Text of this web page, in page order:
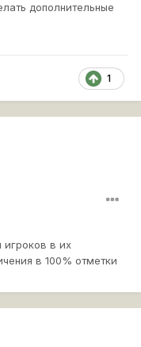
дополнительные
1
игроков в их
в 100% отметки